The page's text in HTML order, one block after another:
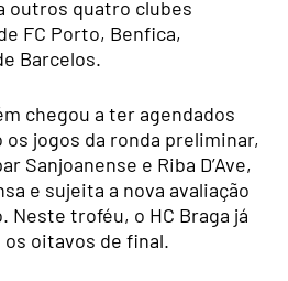
outros quatro clubes
FC Porto, Benfica,
Barcelos.
chegou a ter agendados
os jogos da ronda preliminar,
Sanjoanense e Riba D’Ave,
e sujeita a nova avaliação
Neste troféu, o HC Braga já
oitavos de final.